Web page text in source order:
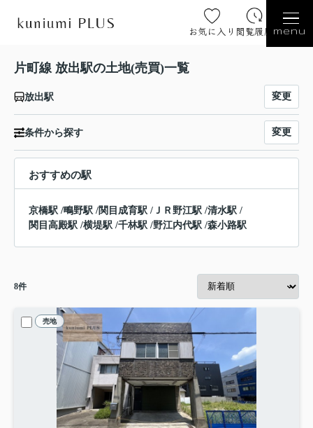
お気に入り 閲覧履歴 menu
片町線 放出駅の土地(売買)一覧
放出駅 変更
条件から探す 変更
おすすめの駅
京橋駅 /鴫野駅 /関目成育駅 / ＪＲ野江駅 /清水駅 /
関目高殿駅 /横堤駅 /千林駅 /野江内代駅 /森小路駅
8件
売地